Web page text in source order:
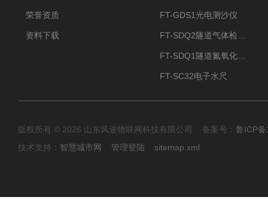
荣誉资质
资料下载
FT-GDS1光电测沙仪
FT-SC32电子水尺
版权所有 © 2026 山东风途物联网科技有限公司 备案号： 鲁ICP
技术支持： 智慧城市网 管理登陆 sitemap.xml